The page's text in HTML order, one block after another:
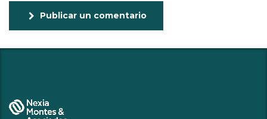
Publicar un comentario